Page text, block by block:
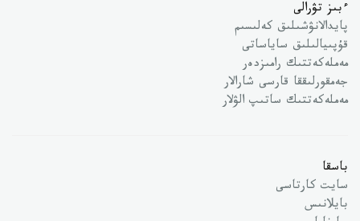
ءبىز تۋرالى
پايدالانۋشىلىق كەلىسىم
قۇپىيالىلىق ساياساتى
مەملەكەتتىك رامىزدەر
جەمقورلىققا قارسى شارالار
مەملەكەتتىك ساتىپ الۋلار
باسقا
سايت كارتاسى
بايلانىس